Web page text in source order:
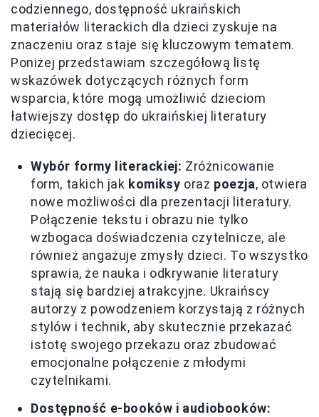
codziennego, dostępność ukraińskich
materiałów literackich dla dzieci zyskuje na
znaczeniu oraz staje się kluczowym tematem.
Poniżej przedstawiam szczegółową listę
wskazówek dotyczących różnych form
wsparcia, które mogą umożliwić dzieciom
łatwiejszy dostęp do ukraińskiej literatury
dziecięcej.
Wybór formy literackiej: Zróżnicowanie
form, takich jak komiksy oraz poezja, otwiera
nowe możliwości dla prezentacji literatury.
Połączenie tekstu i obrazu nie tylko
wzbogaca doświadczenia czytelnicze, ale
również angażuje zmysły dzieci. To wszystko
sprawia, że nauka i odkrywanie literatury
stają się bardziej atrakcyjne. Ukraińscy
autorzy z powodzeniem korzystają z różnych
stylów i technik, aby skutecznie przekazać
istotę swojego przekazu oraz zbudować
emocjonalne połączenie z młodymi
czytelnikami.
Dostępność e-booków i audiobooków: